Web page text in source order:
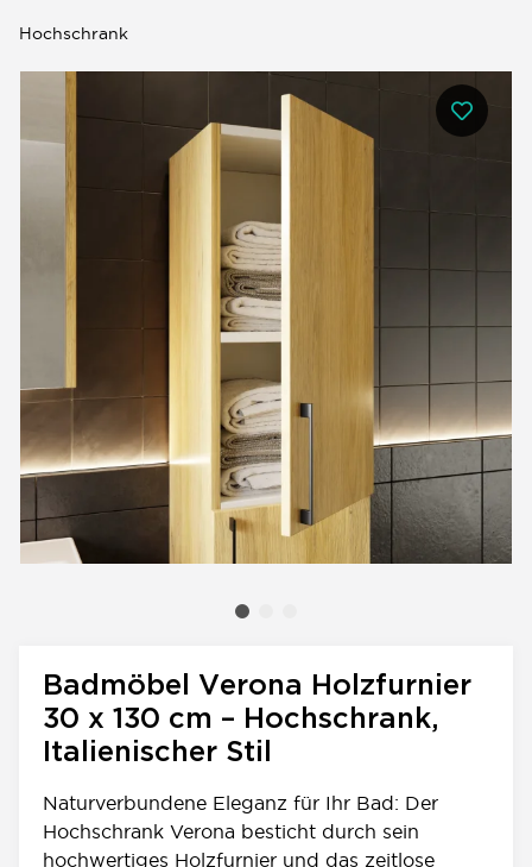
Hochschrank
Badmöbel Verona Holzfurnier
30 x 130 cm – Hochschrank,
Italienischer Stil
Naturverbundene Eleganz für Ihr Bad: Der
Hochschrank Verona besticht durch sein
hochwertiges Holzfurnier und das zeitlose